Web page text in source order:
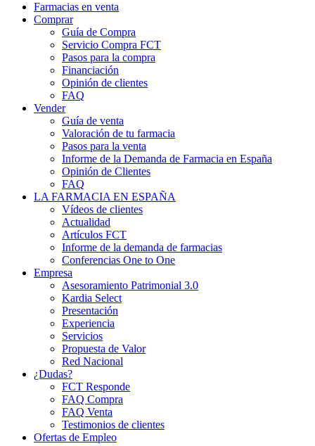
Farmacias en venta
Comprar
Guía de Compra
Servicio Compra FCT
Pasos para la compra
Financiación
Opinión de clientes
FAQ
Vender
Guía de venta
Valoración de tu farmacia
Pasos para la venta
Informe de la Demanda de Farmacia en España
Opinión de Clientes
FAQ
LA FARMACIA EN ESPAÑA
Vídeos de clientes
Actualidad
Artículos FCT
Informe de la demanda de farmacias
Conferencias One to One
Empresa
Asesoramiento Patrimonial 3.0
Kardia Select
Presentación
Experiencia
Servicios
Propuesta de Valor
Red Nacional
¿Dudas?
FCT Responde
FAQ Compra
FAQ Venta
Testimonios de clientes
Ofertas de Empleo